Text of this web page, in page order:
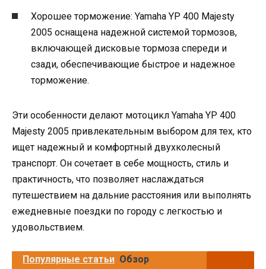
Хорошее торможение: Yamaha YP 400 Majesty
2005 оснащена надежной системой тормозов,
включающей дисковые тормоза спереди и
сзади, обеспечивающие быстрое и надежное
торможение.
Эти особенности делают мотоцикл Yamaha YP 400
Majesty 2005 привлекательным выбором для тех, кто
ищет надежный и комфортный двухколесный
транспорт. Он сочетает в себе мощность, стиль и
практичность, что позволяет наслаждаться
путешествием на дальние расстояния или выполнять
ежедневные поездки по городу с легкостью и
удовольствием.
Популярные статьи Обзор